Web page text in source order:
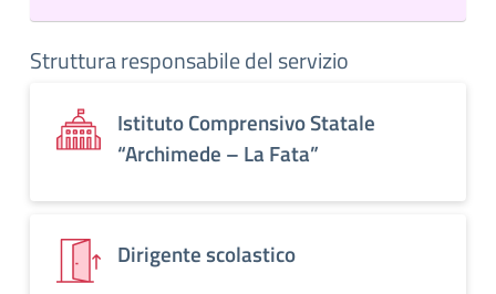
Struttura responsabile del servizio
Istituto Comprensivo Statale
“Archimede – La Fata”
Dirigente scolastico